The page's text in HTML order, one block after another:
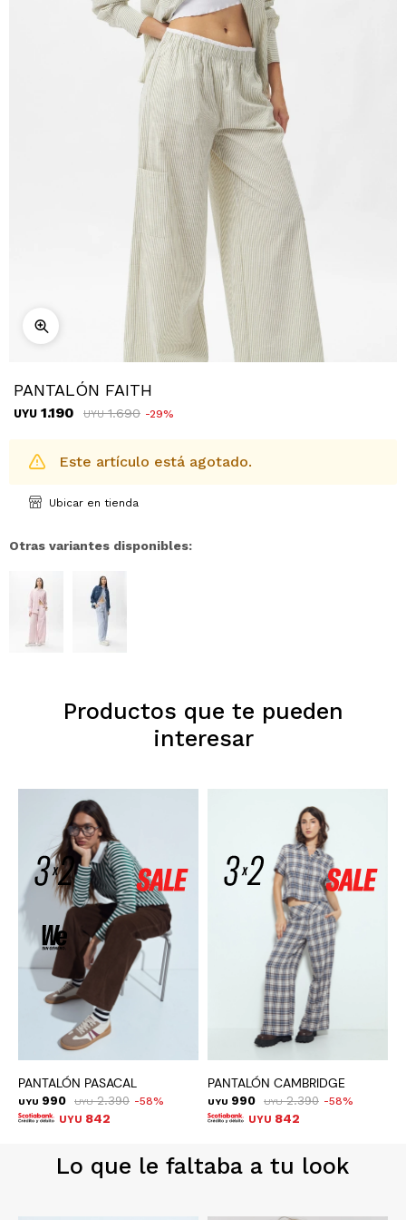
PANTALÓN FAITH
UYU 1.190 UYU 1.690 29
Este artículo está agotado.
Ubicar en tienda
Otras variantes disponibles:
Productos que te pueden
interesar
PANTALÓN PASACAL
UYU 990 UYU 2.390 58
UYU 842
PANTALÓN CAMBRIDGE
UYU 990 UYU 2.390 58
UYU 842
Lo que le faltaba a tu look